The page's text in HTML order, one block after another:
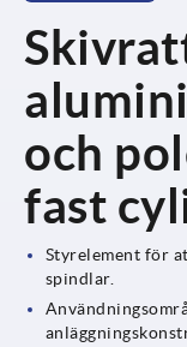
och
fast
Styrelement för
spindlar.